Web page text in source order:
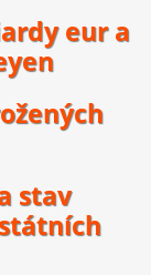
eur a
stav